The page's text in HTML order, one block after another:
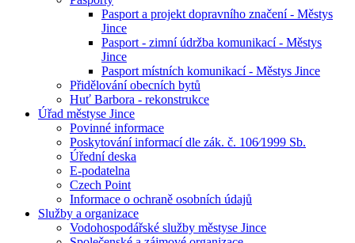
Pasport a projekt dopravního značení - Městys
Jince
Pasport - zimní údržba komunikací - Městys
Jince
Pasport místních komunikací - Městys Jince
Přidělování obecních bytů
Huť Barbora - rekonstrukce
Úřad městyse Jince
Povinné informace
Poskytování informací dle zák. č. 106⁄1999 Sb.
Úřední deska
E-podatelna
Czech Point
Informace o ochraně osobních údajů
Služby a organizace
Vodohospodářské služby městyse Jince